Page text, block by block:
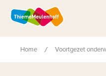
Home Voortgezet